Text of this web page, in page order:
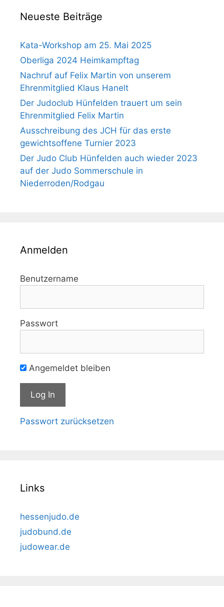
Neueste Beiträge
Kata-Workshop am 25. Mai 2025
Oberliga 2024 Heimkampftag
Nachruf auf Felix Martin von unserem
Ehrenmitglied Klaus Hanelt
Der Judoclub Hünfelden trauert um sein
Ehrenmitglied Felix Martin
Ausschreibung des JCH für das erste
gewichtsoffene Turnier 2023
Der Judo Club Hünfelden auch wieder 2023
auf der Judo Sommerschule in
Niederroden/Rodgau
Anmelden
Benutzername
Passwort
Angemeldet bleiben
Passwort zurücksetzen
Links
hessenjudo.de
judobund.de
judowear.de